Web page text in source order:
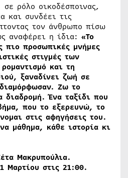
σε ρόλο οικοδέσποινας,
και συνδέει τις
τον άνθρωπο πίσω
αναφέρει η ίδια: «Το
πιο προσωπικές μνήμες
στιγμές των
και τη
ξαναδίνει ζωή σε
Ζω το
διαδρομή. Ένα ταξίδι που
που το εξερευνώ, το
στις αφηγήσεις του.
μάθημα, κάθε ιστορία κι
Μακρυπούλια.
Μαρτίου στις 21:00.